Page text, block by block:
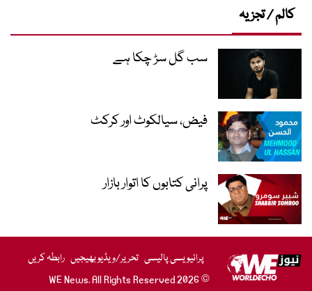
کالم / تجزیہ
سب گل سڑ چکا ہے
فیض، سیالکوٹ اور کرکٹ
پرانی کتابوں کا اتوار بازار
پرائیویسی پالیسی تحریر/ویڈیو بھیجیں رابطہ کریں
© 2026 WE News. All Rights Reserved